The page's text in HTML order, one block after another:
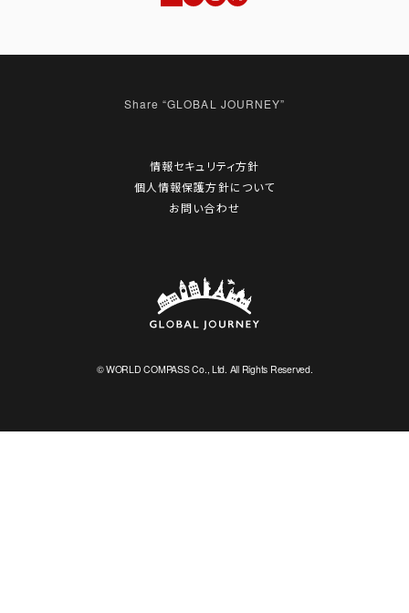
情報セキュリティ方針
個人情報保護方針について
お問い合わせ
© WORLD COMPASS Co., Ltd. All Rights Reserved.